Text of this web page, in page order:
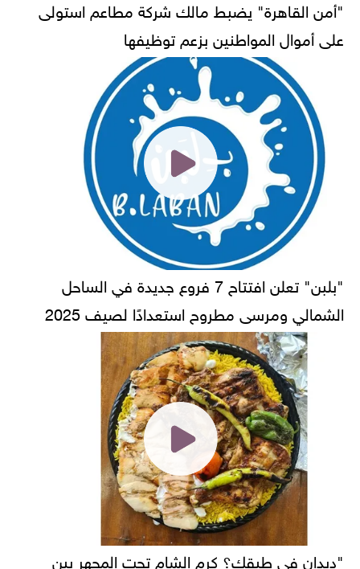
"أمن القاهرة" يضبط مالك شركة مطاعم استولى
على أموال المواطنين بزعم توظيفها
"بلبن" تعلن افتتاح 7 فروع جديدة في الساحل
الشمالي ومرسى مطروح استعدادًا لصيف 2025
"ديدان في طبقك؟ كرم الشام تحت المجهر بين